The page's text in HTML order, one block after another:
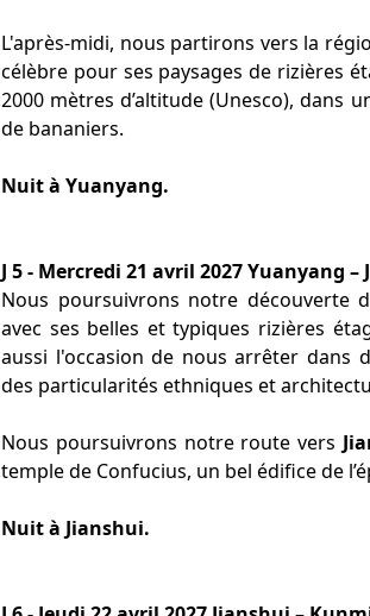
L'après-midi, nous partirons vers la
célèbre pour ses paysages de rizières
2000 mètres d’altitude (Unesco), dans
de bananiers.
Nuit à Yuanyang.
J 5 - Mercredi 21 avril 2027 Yuanyang –
Nous poursuivrons notre découverte
avec ses belles et typiques rizières
aussi l'occasion de nous arrêter dans
des particularités ethniques et
Nous poursuivrons notre route vers
temple de Confucius, un bel édifice de
Nuit à Jianshui.